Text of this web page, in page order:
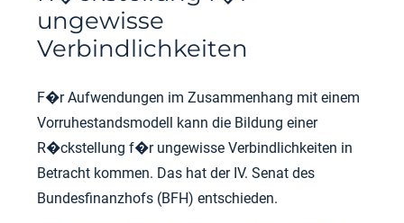
ungewisse
Verbindlichkeiten
F�r Aufwendungen im Zusammenhang mit einem
Vorruhestandsmodell kann die Bildung einer
R�ckstellung f�r ungewisse Verbindlichkeiten in
Betracht kommen. Das hat der IV. Senat des
Bundesfinanzhofs (BFH) entschieden.